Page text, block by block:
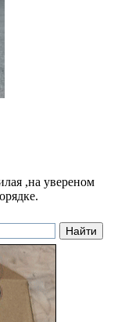
,на увереном